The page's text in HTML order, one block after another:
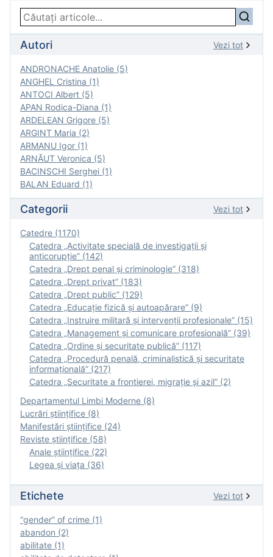
Autori Vezi tot
ANDRONACHE Anatolie (5)
ANGHEL Cristina (1)
ANTOCI Albert (5)
APAN Rodica-Diana (1)
ARDELEAN Grigore (5)
ARGINT Maria (2)
ARMANU Igor (1)
ARNĂUT Veronica (5)
BACINSCHI Serghei (1)
BALAN Eduard (1)
Categorii Vezi tot
Catedre (1170)
Catedra „Activitate specială de investigaţii şi
anticorupție” (142)
Catedra „Drept penal și criminologie” (318)
Catedra „Drept privat” (183)
Catedra „Drept public” (129)
Catedra „Educație fizică şi autoapărare” (9)
Catedra „Instruire militară şi intervenţii profesionale” (15)
Catedra „Management și comunicare profesională” (39)
Catedra „Ordine și securitate publică” (117)
Catedra „Procedură penală, criminalistică și securitate
informațională” (217)
Catedra „Securitate a frontierei, migrație și azil” (2)
Departamentul Limbi Moderne (8)
Lucrări științifice (8)
Manifestări ştiinţifice (24)
Reviste ştiinţifice (58)
Anale ştiinţifice (22)
Legea şi viaţa (36)
Etichete Vezi tot
“gender” of crime (1)
abandon (2)
abilitate (1)